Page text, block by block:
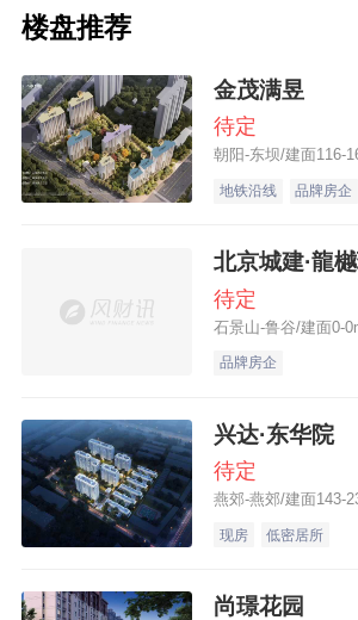
线”，用以对标山姆、Costco
尤其盒马曾高举高打发展会员
盒马鲜生之外的独立业态开
2021年6月进军北京市场、
至2022年1月14日的短短一
里，相继落地4家盒马X会员
京、苏州等地开设了10家门店
反观山姆，自1996年进入中
的门店拓展更是极为谨慎，
楼盘推荐
金茂满昱
待定
朝阳-东坝/建面116-
地铁沿线 品牌房企
北京城建·龍
待定
石景山-鲁谷/建面0-
品牌房企
兴达·东华院
待定
燕郊-燕郊/建面143-
现房 低密居所
尚璟花园